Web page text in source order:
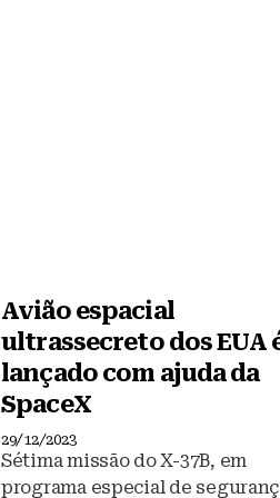
Avião espacial
ultrassecreto dos EUA
lançado com ajuda da
SpaceX
29/12/2023
Sétima missão do X-37B, em
programa especial de